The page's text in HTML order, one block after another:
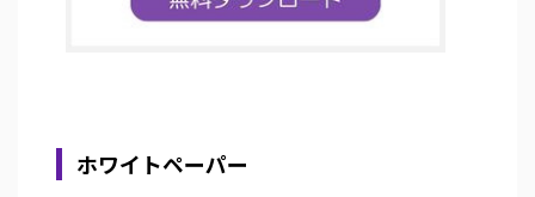
ホワイトペーパー